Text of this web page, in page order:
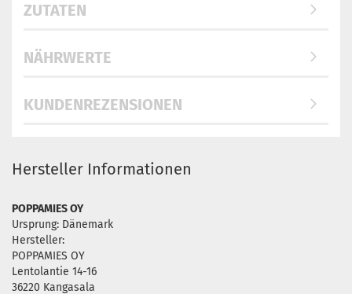
ZUTATEN
NÄHRWERTE
KUNDENREZENSIONEN
Hersteller Informationen
POPPAMIES OY
Ursprung: Dänemark
Hersteller:
POPPAMIES OY
Lentolantie 14-16
36220 Kangasala